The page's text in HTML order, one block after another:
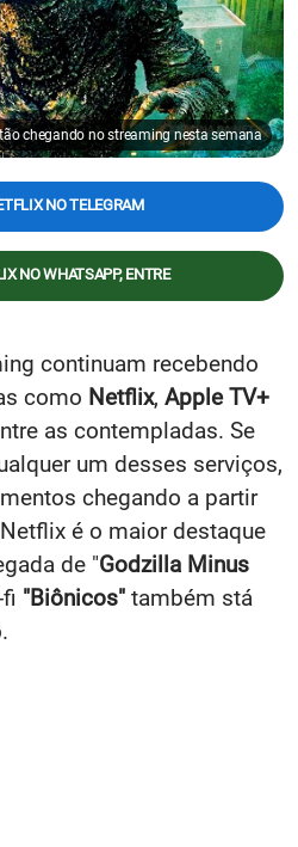
chegando no streaming nesta semana
NO TELEGRAM
NO WHATSAPP, ENTRE
continuam recebendo
como Netflix, Apple TV+
as contempladas. Se
um desses serviços,
chegando a partir
é o maior destaque
de "Godzilla Minus
"Biônicos" também stá